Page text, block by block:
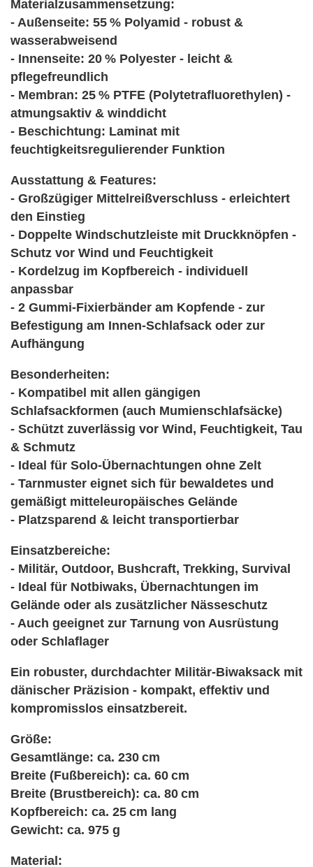
Materialzusammensetzung:
- Außenseite: 55 % Polyamid - robust &
wasserabweisend
- Innenseite: 20 % Polyester - leicht &
pflegefreundlich
- Membran: 25 % PTFE (Polytetrafluorethylen) -
atmungsaktiv & winddicht
- Beschichtung: Laminat mit
feuchtigkeitsregulierender Funktion
Ausstattung & Features:
- Großzügiger Mittelreißverschluss - erleichtert
den Einstieg
- Doppelte Windschutzleiste mit Druckknöpfen -
Schutz vor Wind und Feuchtigkeit
- Kordelzug im Kopfbereich - individuell
anpassbar
- 2 Gummi-Fixierbänder am Kopfende - zur
Befestigung am Innen-Schlafsack oder zur
Aufhängung
Besonderheiten:
- Kompatibel mit allen gängigen
Schlafsackformen (auch Mumienschlafsäcke)
- Schützt zuverlässig vor Wind, Feuchtigkeit, Tau
& Schmutz
- Ideal für Solo-Übernachtungen ohne Zelt
- Tarnmuster eignet sich für bewaldetes und
gemäßigt mitteleuropäisches Gelände
- Platzsparend & leicht transportierbar
Einsatzbereiche:
- Militär, Outdoor, Bushcraft, Trekking, Survival
- Ideal für Notbiwaks, Übernachtungen im
Gelände oder als zusätzlicher Nässeschutz
- Auch geeignet zur Tarnung von Ausrüstung
oder Schlaflager
Ein robuster, durchdachter Militär-Biwaksack mit
dänischer Präzision - kompakt, effektiv und
kompromisslos einsatzbereit.
Größe:
Gesamtlänge: ca. 230 cm
Breite (Fußbereich): ca. 60 cm
Breite (Brustbereich): ca. 80 cm
Kopfbereich: ca. 25 cm lang
Gewicht: ca. 975 g
Material: